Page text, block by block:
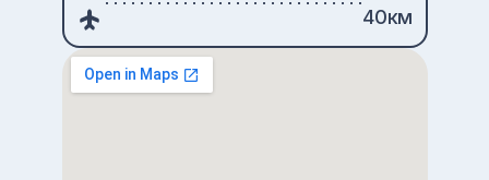
40км